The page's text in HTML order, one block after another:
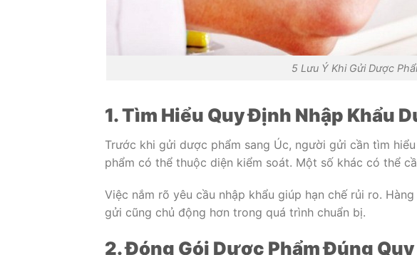
5 Lưu Ý Khi Gửi Dược
1. Tìm Hiểu Quy Định Nhập Khẩu
Trước khi gửi dược phẩm sang Úc, người gửi cần tìm
phẩm có thể thuộc diện kiểm soát. Một số khác có thể
Việc nắm rõ yêu cầu nhập khẩu giúp hạn chế rủi ro.
gửi cũng chủ động hơn trong quá trình chuẩn bị.
2. Đóng Gói Dược Phẩm Đúng